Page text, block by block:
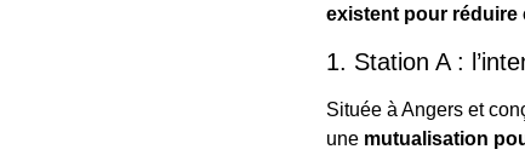
existent pour réduire
1. Station A :
Située à Angers et
une mutualisation